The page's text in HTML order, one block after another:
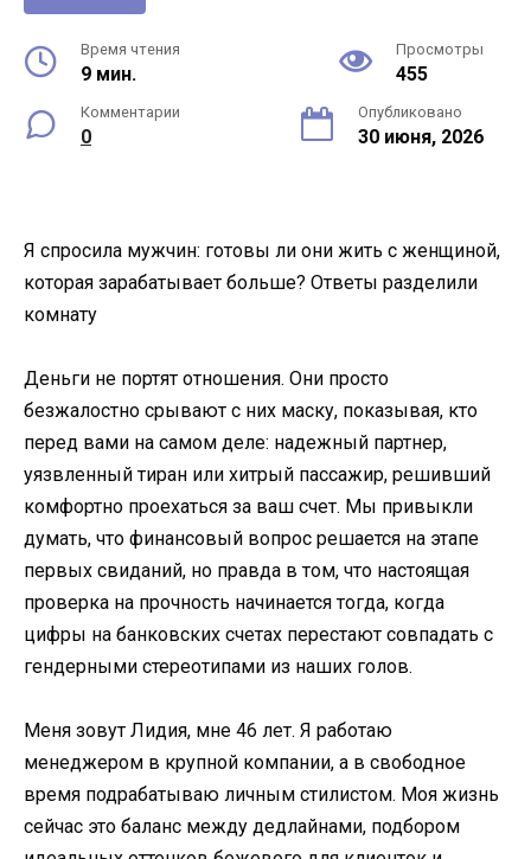
Время чтения
9 мин.
Просмотры
455
Комментарии
0
Опубликовано
30 июня, 2026
Я спросила мужчин: готовы ли они жить с женщиной,
которая зарабатывает больше? Ответы разделили
комнату
Деньги не портят отношения. Они просто
безжалостно срывают с них маску, показывая, кто
перед вами на самом деле: надежный партнер,
уязвленный тиран или хитрый пассажир, решивший
комфортно проехаться за ваш счет. Мы привыкли
думать, что финансовый вопрос решается на этапе
первых свиданий, но правда в том, что настоящая
проверка на прочность начинается тогда, когда
цифры на банковских счетах перестают совпадать с
гендерными стереотипами из наших голов.
Меня зовут Лидия, мне 46 лет. Я работаю
менеджером в крупной компании, а в свободное
время подрабатываю личным стилистом. Моя жизнь
сейчас это баланс между дедлайнами, подбором